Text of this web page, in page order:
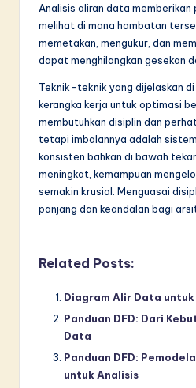
Analisis aliran data memberikan
melihat di mana hambatan
memetakan, mengukur, dan
dapat menghilangkan gesekan
Teknik-teknik yang dijelaskan di
kerangka kerja untuk optimasi
membutuhkan disiplin dan
tetapi imbalannya adalah
konsisten bahkan di bawah
meningkat, kemampuan
semakin krusial. Menguasai
panjang dan keandalan bagi
Related Posts:
Diagram Alir Data
Panduan DFD: Dari
Data
Panduan DFD:
untuk Analisis